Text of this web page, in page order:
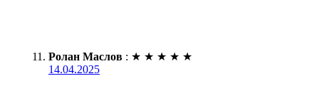
Ролан Маслов : ★ ★ ★ ★ ★
14.04.2025